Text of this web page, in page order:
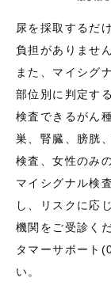
尿を採取するだ
負担がありません
また、マイシグ
部位別に判定す
検査できるがん
巣、腎臓、膀胱
検査、女性のみ
マイシグナル検
し、リスクに応
機関をご受診く
タマーサポート
い。